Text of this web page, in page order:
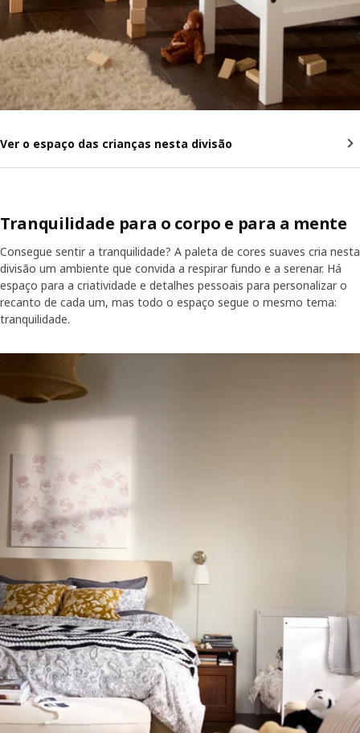
Ver o espaço das crianças nesta divisão
Tranquilidade para o corpo e para a mente
Consegue sentir a tranquilidade? A paleta de cores suaves cria nesta
divisão um ambiente que convida a respirar fundo e a serenar. Há
espaço para a criatividade e detalhes pessoais para personalizar o
recanto de cada um, mas todo o espaço segue o mesmo tema:
tranquilidade.